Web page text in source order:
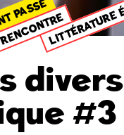
PASSÉ
#3